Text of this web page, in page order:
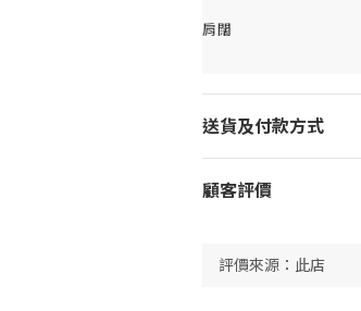
肩闊
送貨及付款方式
顧客評價